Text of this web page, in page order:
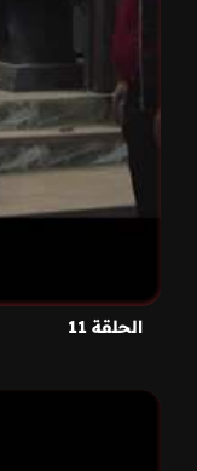
الحلقة 11